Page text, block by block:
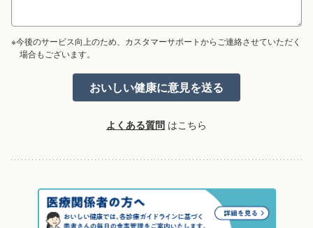
※今後のサービス向上のため、カスタマーサポートからご連絡させていただく
場合もございます。
よくある質問 はこちら